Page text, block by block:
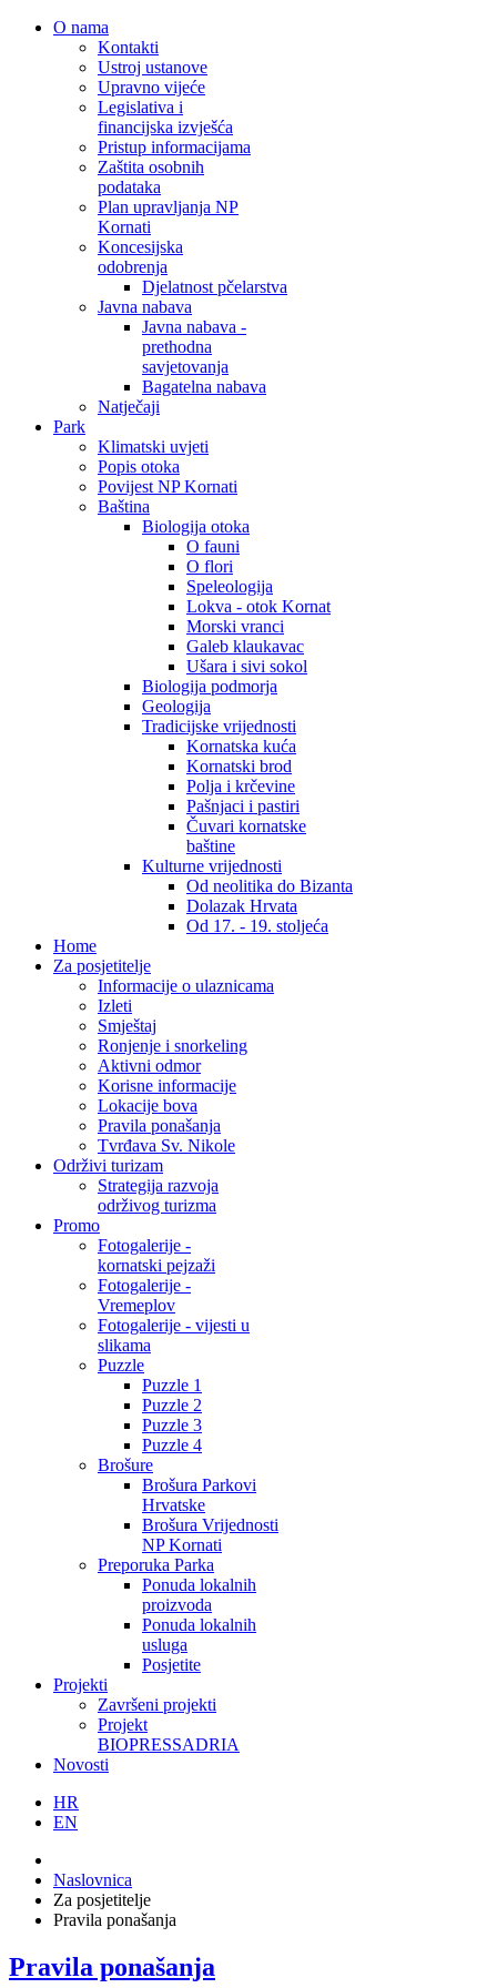
O nama
Kontakti
Ustroj ustanove
Upravno vijeće
Legislativa i
financijska izvješća
Pristup informacijama
Zaštita osobnih
podataka
Plan upravljanja NP
Kornati
Koncesijska
odobrenja
Djelatnost pčelarstva
Javna nabava
Javna nabava -
prethodna
savjetovanja
Bagatelna nabava
Natječaji
Park
Klimatski uvjeti
Popis otoka
Povijest NP Kornati
Baština
Biologija otoka
O fauni
O flori
Speleologija
Lokva - otok Kornat
Morski vranci
Galeb klaukavac
Ušara i sivi sokol
Biologija podmorja
Geologija
Tradicijske vrijednosti
Kornatska kuća
Kornatski brod
Polja i krčevine
Pašnjaci i pastiri
Čuvari kornatske
baštine
Kulturne vrijednosti
Od neolitika do Bizanta
Dolazak Hrvata
Od 17. - 19. stoljeća
Home
Za posjetitelje
Informacije o ulaznicama
Izleti
Smještaj
Ronjenje i snorkeling
Aktivni odmor
Korisne informacije
Lokacije bova
Pravila ponašanja
Tvrđava Sv. Nikole
Održivi turizam
Strategija razvoja
održivog turizma
Promo
Fotogalerije -
kornatski pejzaži
Fotogalerije -
Vremeplov
Fotogalerije - vijesti u
slikama
Puzzle
Puzzle 1
Puzzle 2
Puzzle 3
Puzzle 4
Brošure
Brošura Parkovi
Hrvatske
Brošura Vrijednosti
NP Kornati
Preporuka Parka
Ponuda lokalnih
proizvoda
Ponuda lokalnih
usluga
Posjetite
Projekti
Završeni projekti
Projekt
BIOPRESSADRIA
Novosti
HR
EN
Naslovnica
Za posjetitelje
Pravila ponašanja
Pravila ponašanja